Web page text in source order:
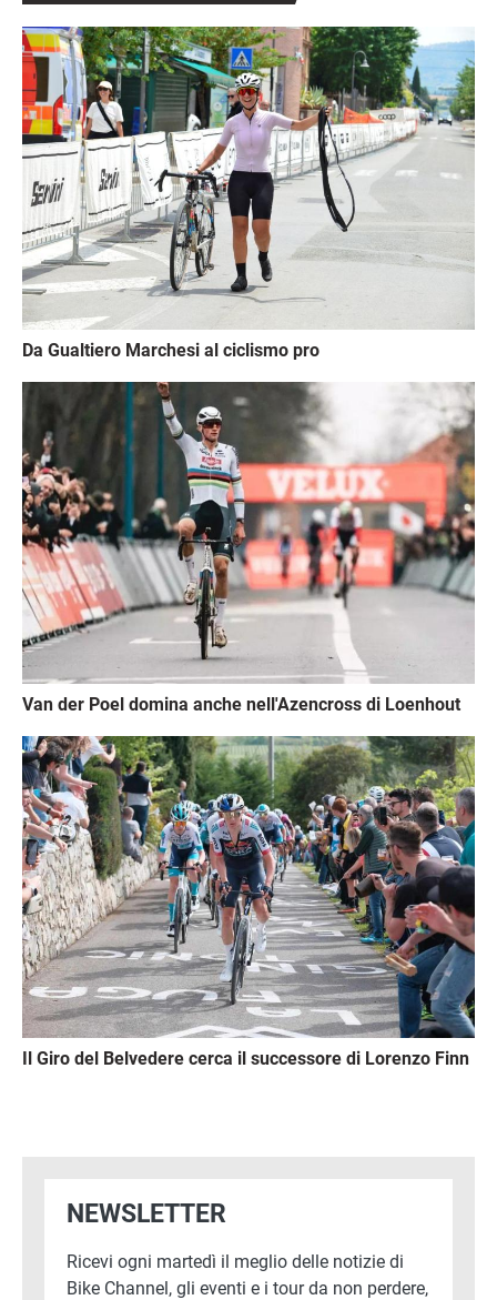
Immagine
Da Gualtiero Marchesi al ciclismo pro
Van der Poel domina anche nell'Azencross di Loenhout
Immagine
Il Giro del Belvedere cerca il successore di Lorenzo Finn
NEWSLETTER
Ricevi ogni martedì il meglio delle notizie di
Bike Channel, gli eventi e i tour da non perdere,